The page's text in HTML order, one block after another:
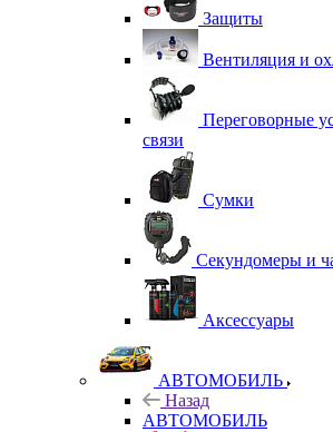
Защиты
Вентиляция и
Переговорные
связи
Сумки
Секундомеры и
Аксессуары
АВТОМОБИЛЬ
Назад
АВТОМОБИЛЬ